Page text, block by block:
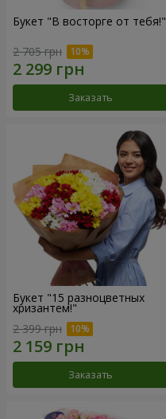
Букет "В восторге от тебя!"
2 705 грн
Заказать
Букет "15 разноцветных
хризантем!"
2 399 грн
Заказать